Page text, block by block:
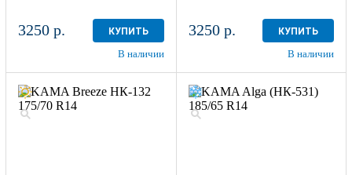
3250 р. КУПИТЬ
В наличии
3250 р. КУПИТЬ
В наличии